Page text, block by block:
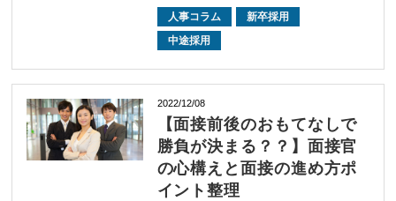
人事コラム
新卒採用
中途採用
2022/12/08
【面接前後のおもてなしで
勝負が決まる？？】面接官
の心構えと面接の進め方ポ
イント整理